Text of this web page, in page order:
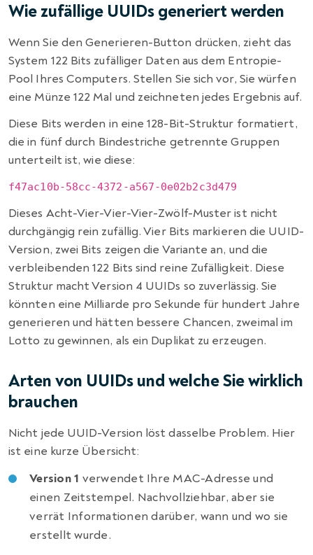
Wie zufällige UUIDs generiert werden
Wenn Sie den Generieren-Button drücken, zieht das
System 122 Bits zufälliger Daten aus dem Entropie-
Pool Ihres Computers. Stellen Sie sich vor, Sie würfen
eine Münze 122 Mal und zeichneten jedes Ergebnis auf.
Diese Bits werden in eine 128-Bit-Struktur formatiert,
die in fünf durch Bindestriche getrennte Gruppen
unterteilt ist, wie diese:
f47ac10b-58cc-4372-a567-0e02b2c3d479
Dieses Acht-Vier-Vier-Vier-Zwölf-Muster ist nicht
durchgängig rein zufällig. Vier Bits markieren die UUID-
Version, zwei Bits zeigen die Variante an, und die
verbleibenden 122 Bits sind reine Zufälligkeit. Diese
Struktur macht Version 4 UUIDs so zuverlässig. Sie
könnten eine Milliarde pro Sekunde für hundert Jahre
generieren und hätten bessere Chancen, zweimal im
Lotto zu gewinnen, als ein Duplikat zu erzeugen.
Arten von UUIDs und welche Sie wirklich
brauchen
Nicht jede UUID-Version löst dasselbe Problem. Hier
ist eine kurze Übersicht:
Version 1 verwendet Ihre MAC-Adresse und
einen Zeitstempel. Nachvollziehbar, aber sie
verrät Informationen darüber, wann und wo sie
erstellt wurde.